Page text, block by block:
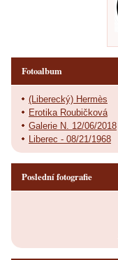
Fotoalbum
(Liberecký) Hermès
Erotika Roubičková
Galerie N. 12/06/2018
Liberec - 08/21/1968
Poslední fotografie